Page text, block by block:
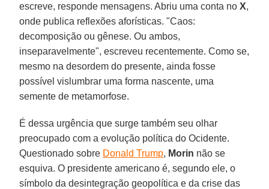
escreve, responde mensagens. Abriu uma conta noX,
onde publica reflexões aforísticas. "Caos:
decomposição ou gênese. Ou ambos,
inseparavelmente", escreveu recentemente. Como se,
mesmo na desordem do presente, ainda fosse
possível vislumbrar uma forma nascente, uma
semente de metamorfose.
É dessa urgência que surge também seu olhar
preocupado com a evolução política do Ocidente.
Questionado sobre Donald Trump, Morin não se
esquiva. O presidente americano é, segundo ele, o
símbolo da desintegração geopolítica e da crise das